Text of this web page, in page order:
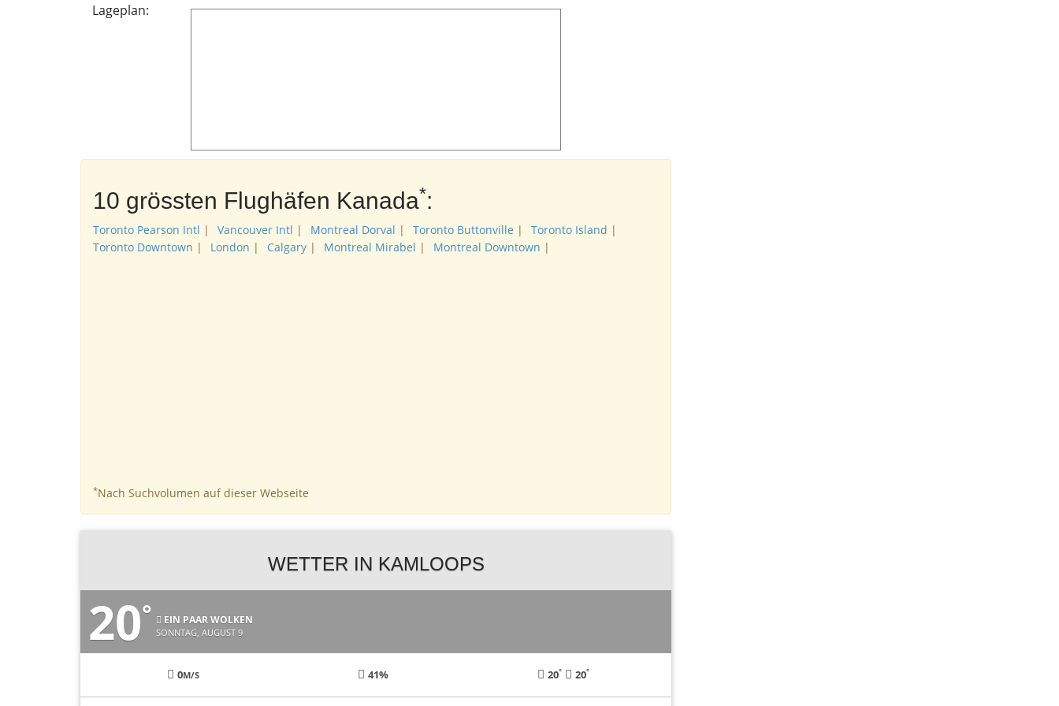
Lageplan:
10 grössten Flughäfen Kanada*:
Toronto Pearson Intl | Vancouver Intl | Montreal Dorval | Toronto Buttonville | Toronto Island |
Toronto Downtown | London | Calgary | Montreal Mirabel | Montreal Downtown |
*Nach Suchvolumen auf dieser Webseite
WETTER IN KAMLOOPS
20° EIN PAAR WOLKEN
SONNTAG, AUGUST 9
0M/S 41% 20° 20°